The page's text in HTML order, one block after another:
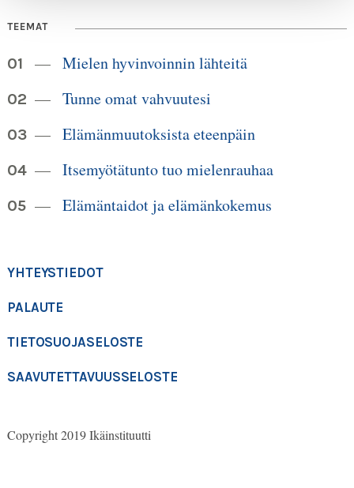
TEEMAT
Mielen hyvinvoinnin lähteitä
Tunne omat vahvuutesi
Elämänmuutoksista eteenpäin
Itsemyötätunto tuo mielenrauhaa
Elämäntaidot ja elämänkokemus
YHTEYSTIEDOT
PALAUTE
TIETOSUOJASELOSTE
SAAVUTETTAVUUSSELOSTE
Copyright 2019 Ikäinstituutti